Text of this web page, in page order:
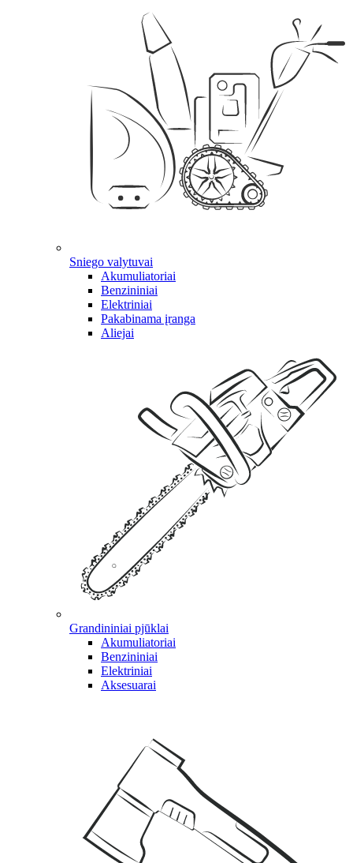
Sniego valytuvai
Akumuliatoriai
Benzininiai
Elektriniai
Pakabinama įranga
Aliejai
Grandininiai pjūklai
Akumuliatoriai
Benzininiai
Elektriniai
Aksesuarai